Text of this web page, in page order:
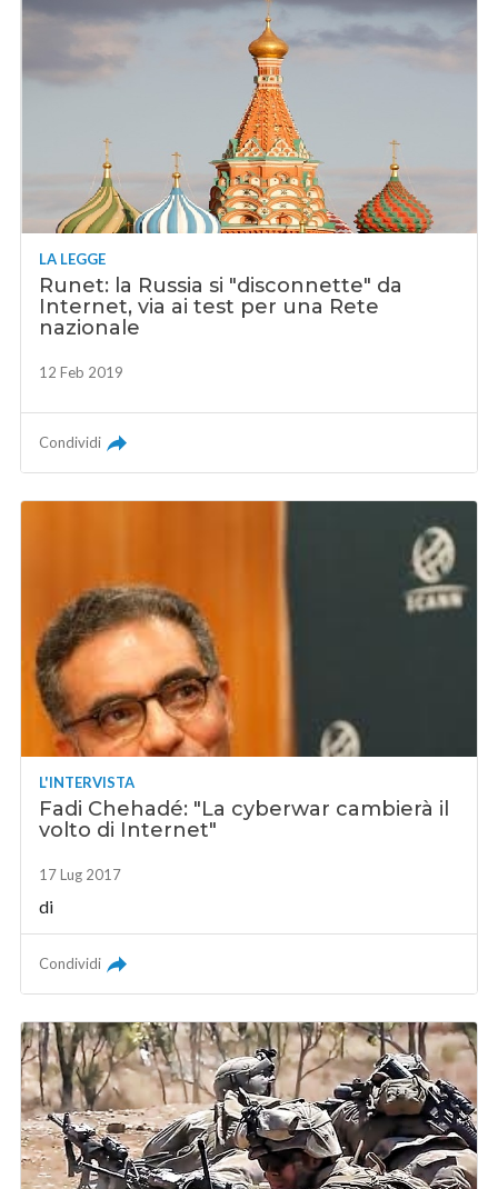
LA LEGGE
Runet: la Russia si "disconnette" da
Internet, via ai test per una Rete
nazionale
12 Feb 2019
Condividi
L'INTERVISTA
Fadi Chehadé: "La cyberwar cambierà il
volto di Internet"
17 Lug 2017
di
Condividi